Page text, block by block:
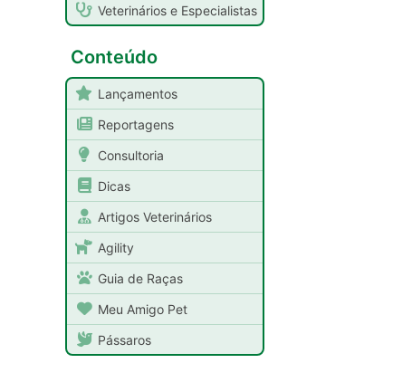
Veterinários e Especialistas
Conteúdo
Lançamentos
Reportagens
Consultoria
Dicas
Artigos Veterinários
Agility
Guia de Raças
Meu Amigo Pet
Pássaros